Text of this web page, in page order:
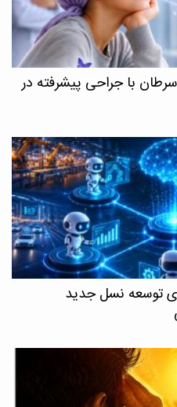
با جراحی پیشرفته در
توسعه نسل جدید